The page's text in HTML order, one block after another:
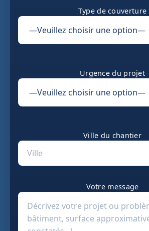
Type de couverture
Urgence du projet
Ville du chantier
Votre message